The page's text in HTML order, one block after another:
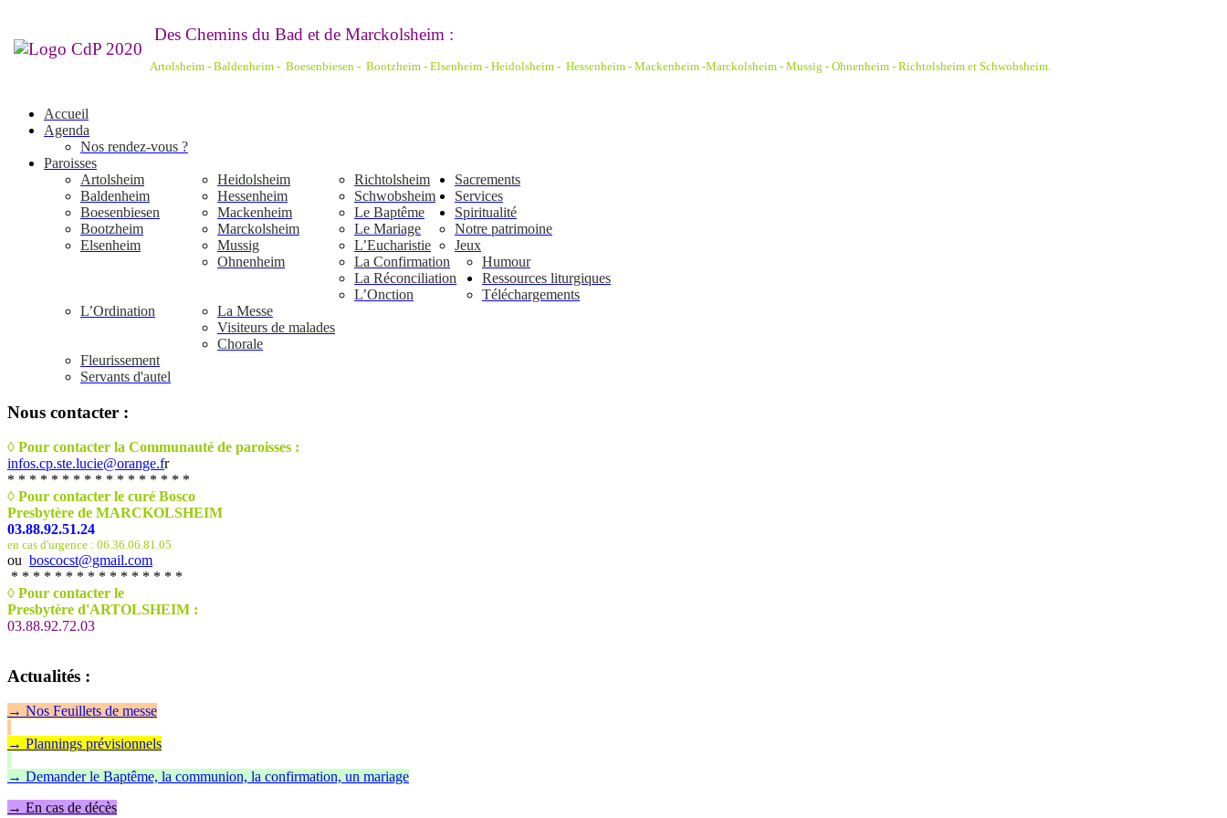
Des Chemins du Bad et de Marckolsheim :
Artolsheim - Baldenheim - Boesenbiesen - Bootzheim - Elsenheim - Heidolsheim - Hessenheim - Mackenheim -Marckolsheim - Mussig - Ohnenheim - Richtolsheim et Schwobsheim.
Accueil
Agenda
Nos rendez-vous ?
Paroisses
Artolsheim
Baldenheim
Boesenbiesen
Bootzheim
Elsenheim
Heidolsheim
Hessenheim
Mackenheim
Marckolsheim
Mussig
Ohnenheim
Richtolsheim
Schwobsheim
Sacrements
Le Baptême
Le Mariage
L’Eucharistie
La Confirmation
La Réconciliation
L’Onction
L’Ordination
Services
La Messe
Visiteurs de malades
Chorale
Fleurissement
Servants d'autel
Spiritualité
Notre patrimoine
Jeux
Humour
Ressources liturgiques
Téléchargements
Nous contacter :
◊ Pour contacter la Communauté de paroisses :
infos.cp.ste.lucie@orange.fr
* * * * * * * * * * * * * * * * *
◊ Pour contacter le curé Bosco
Presbytère de MARCKOLSHEIM
03.88.92.51.24
en cas d'urgence : 06.36.06.81.05
ou boscocst@gmail.com
* * * * * * * * * * * * * * * *
◊ Pour contacter le
Presbytère d'ARTOLSHEIM :
03.88.92.72.03
Actualités :
→ Nos Feuillets de messe
→ Plannings prévisionnels
→ Demander le Baptême, la communion, la confirmation, un mariage
→ En cas de décès